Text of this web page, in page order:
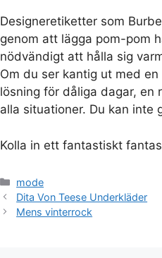
Designeretiketter som
genom att lägga pom-pom
nödvändigt att hålla sig
Om du ser kantig ut med
lösning för dåliga dagar, en
alla situationer. Du kan inte
Kolla in ett fantastiskt
Categories
mode
Dita Von Teese Underkläder
Mens vinterrock